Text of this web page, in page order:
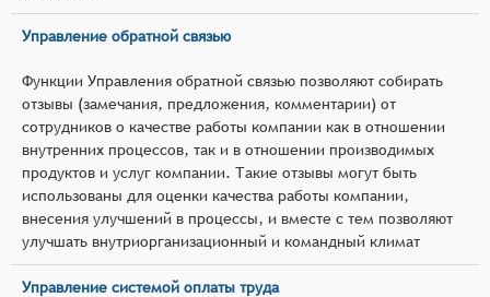
Управление обратной связью
Функции Управления обратной связью позволяют собирать
отзывы (замечания, предложения, комментарии) от
сотрудников о качестве работы компании как в отношении
внутренних процессов, так и в отношении производимых
продуктов и услуг компании. Такие отзывы могут быть
использованы для оценки качества работы компании,
внесения улучшений в процессы, и вместе с тем позволяют
улучшать внутриорганизационный и командный климат
Управление системой оплаты труда